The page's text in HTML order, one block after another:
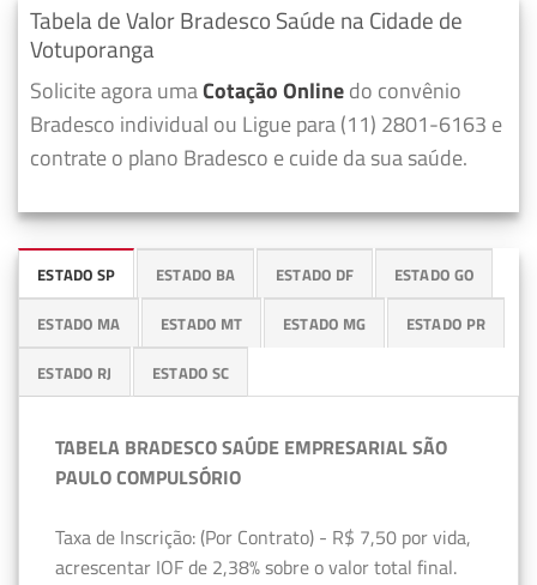
Tabela de Valor Bradesco Saúde na Cidade de
Votuporanga
Solicite agora umaCotação Onlinedo convênio
Bradesco individual ou Ligue para (11) 2801-6163 e
contrate o plano Bradesco e cuide da sua saúde.
ESTADO SP ESTADO BA ESTADO DF ESTADO GO
ESTADO MA ESTADO MT ESTADO MG ESTADO PR
ESTADO RJ ESTADO SC
TABELA BRADESCO SAÚDE EMPRESARIAL SÃO
PAULO COMPULSÓRIO
Taxa de Inscrição: (Por Contrato) - R$ 7,50 por vida,
acrescentar IOF de 2,38% sobre o valor total final.